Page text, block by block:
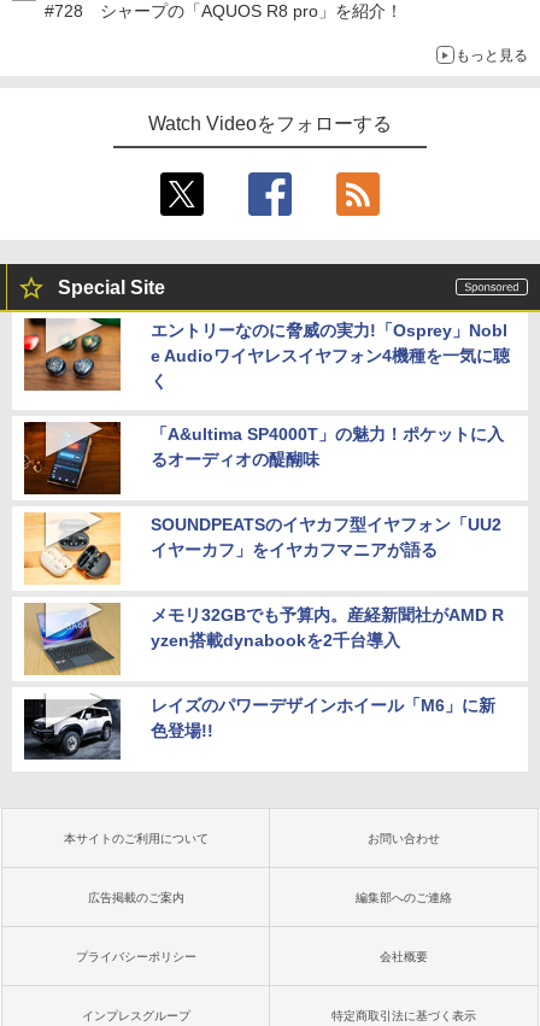
#728 シャープの「AQUOS R8 pro」を紹介！
もっと見る
Watch Videoをフォローする
Special Site
エントリーなのに脅威の実力!「Osprey」Nobl
e Audioワイヤレスイヤフォン4機種を一気に聴
く
「A&ultima SP4000T」の魅力！ポケットに入
るオーディオの醍醐味
SOUNDPEATSのイヤカフ型イヤフォン「UU2
イヤーカフ」をイヤカフマニアが語る
メモリ32GBでも予算内。産経新聞社がAMD R
yzen搭載dynabookを2千台導入
レイズのパワーデザインホイール「M6」に新
色登場!!
本サイトのご利用について お問い合わせ
広告掲載のご案内 編集部へのご連絡
プライバシーポリシー 会社概要
インプレスグループ 特定商取引法に基づく表示